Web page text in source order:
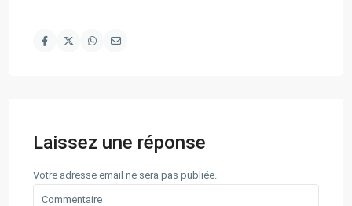
Laissez une réponse
Votre adresse email ne sera pas publiée.